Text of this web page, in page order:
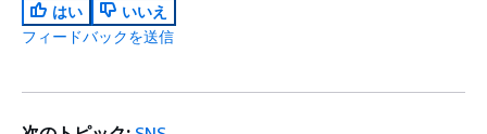
はい
いいえ
フィードバックを送信